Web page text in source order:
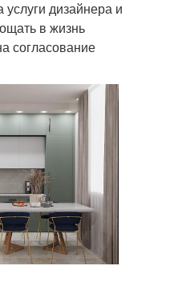
дизайнера и
в жизнь
согласование